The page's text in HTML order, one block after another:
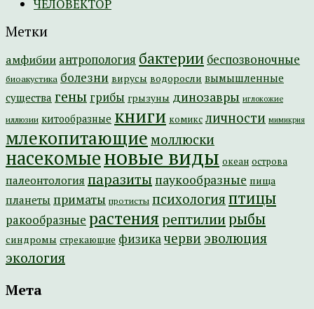
ЧЕЛОВЕКТОР
Метки
амфибии антропология бактерии беспозвоночные
биоакустика болезни вирусы водоросли вымышленные
существа гены грибы грызуны динозавры иглокожие
иллюзии китообразные книги комикс личности мимикрия
млекопитающие моллюски
насекомыеновые виды океан острова
палеонтология паразиты паукообразные пища
планеты приматы протисты психология птицы
ракообразные растениярептилиирыбы
синдромы стрекающие физикачерви эволюция
экология
Мета